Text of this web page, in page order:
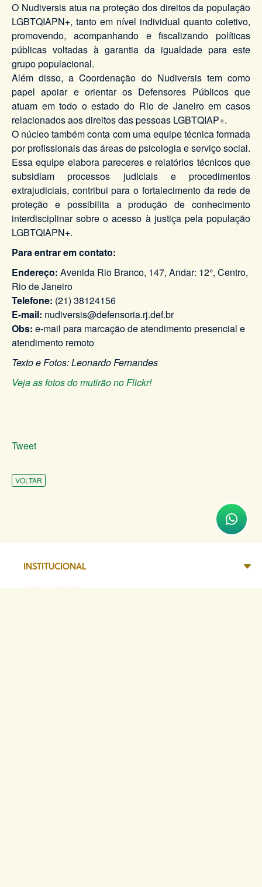
O Nudiversis atua na proteção dos direitos da população
LGBTQIAPN+, tanto em nível individual quanto coletivo,
promovendo, acompanhando e fiscalizando políticas
públicas voltadas à garantia da igualdade para este
grupo populacional.
Além disso, a Coordenação do Nudiversis tem como
papel apoiar e orientar os Defensores Públicos que
atuam em todo o estado do Rio de Janeiro em casos
relacionados aos direitos das pessoas LGBTQIAP+.
O núcleo também conta com uma equipe técnica formada
por profissionais das áreas de psicologia e serviço social.
Essa equipe elabora pareceres e relatórios técnicos que
subsidiam processos judiciais e procedimentos
extrajudiciais, contribui para o fortalecimento da rede de
proteção e possibilita a produção de conhecimento
interdisciplinar sobre o acesso à justiça pela população
LGBTQIAPN+.
Para entrar em contato:
Endereço: Avenida Rio Branco, 147, Andar: 12°, Centro,
Rio de Janeiro
Telefone: (21) 38124156
E-mail: nudiversis@defensoria.rj.def.br
Obs: e-mail para marcação de atendimento presencial e
atendimento remoto
Texto e Fotos: Leonardo Fernandes
Veja as fotos do mutirão no Flickr!
Tweet
VOLTAR
INSTITUCIONAL